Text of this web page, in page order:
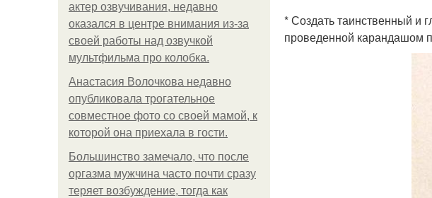
актер озвучивания, недавно
оказался в центре внимания из-за
своей работы над озвучкой
мультфильма про колобка.
Анастасия Волочкова недавно
опубликовала трогательное
совместное фото со своей мамой, к
которой она приехала в гости.
Большинство замечало, что после
оргазма мужчина часто почти сразу
теряет возбуждение, тогда как
* Создать таинственный и
проведенной карандашом